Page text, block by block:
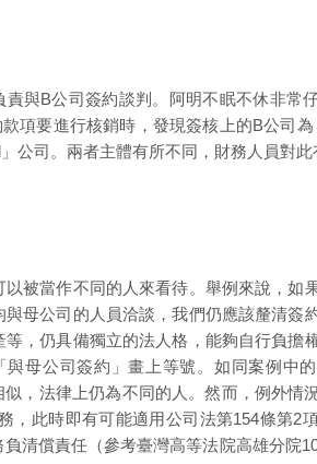
與B公司簽約談判。阿明不眠不休非常
項要進行核銷時，發現簽核上的B公司
公司。兩者主體有所不同，財務人員對此
被當作不同的人來看待。舉例來說，如
母公司的人員洽談，我們仍應該釐清簽
，仍具備獨立的法人格，能夠自行負擔
母公司簽約」畫上等號。如同案例中的
，法律上仍為不同的人。然而，例外情
，此時即有可能適用公司法第154條第2
清償責任（參考臺灣高等法院高雄分院